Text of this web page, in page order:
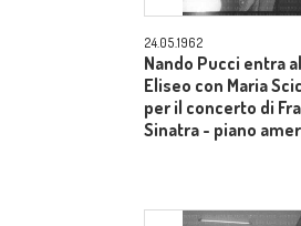
24.05.1962
Nando Pucci entra
Eliseo con Maria
per il concerto di
Sinatra - piano